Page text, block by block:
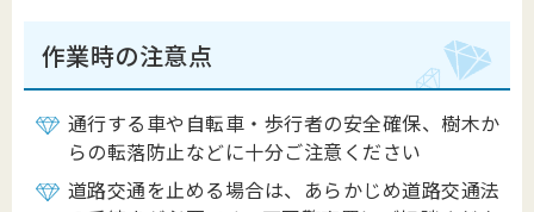
作業時の注意点
通行する車や自転車・歩行者の安全確保、樹木か
らの転落防止などに十分ご注意ください
道路交通を止める場合は、あらかじめ道路交通法